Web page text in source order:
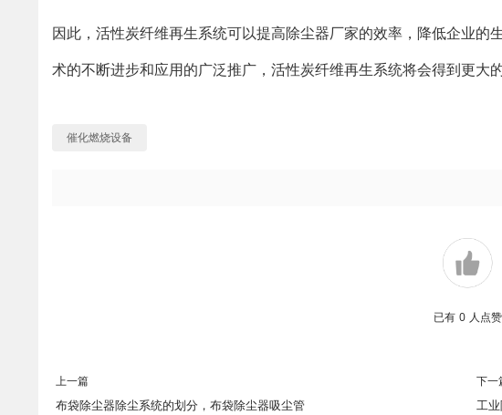
因此，活性炭纤维再生系统可以提高除尘器厂家的效率，降低企业
术的不断进步和应用的广泛推广，活性炭纤维再生系统将会得到更大的
催化燃烧设备
已有 0 人点赞
上一篇
布袋除尘器除尘系统的划分，布袋除尘器吸尘管
下一
工